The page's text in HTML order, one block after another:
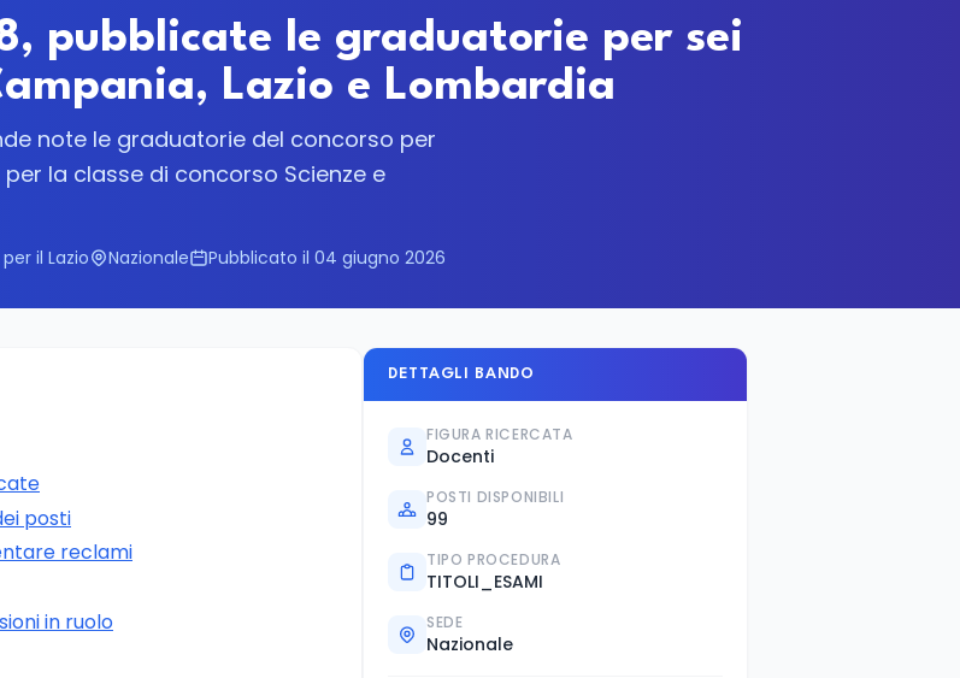
pubblicate le graduatorie per sei
Lazio e Lombardia
note le graduatorie del concorso per
la classe di concorso Scienze e
il Lazio Nazionale Pubblicato il 04 giugno 2026
posti
reclami
in ruolo
DETTAGLI BANDO
FIGURA RICERCATA
Docenti
POSTI DISPONIBILI
99
TIPO PROCEDURA
TITOLI_ESAMI
SEDE
Nazionale